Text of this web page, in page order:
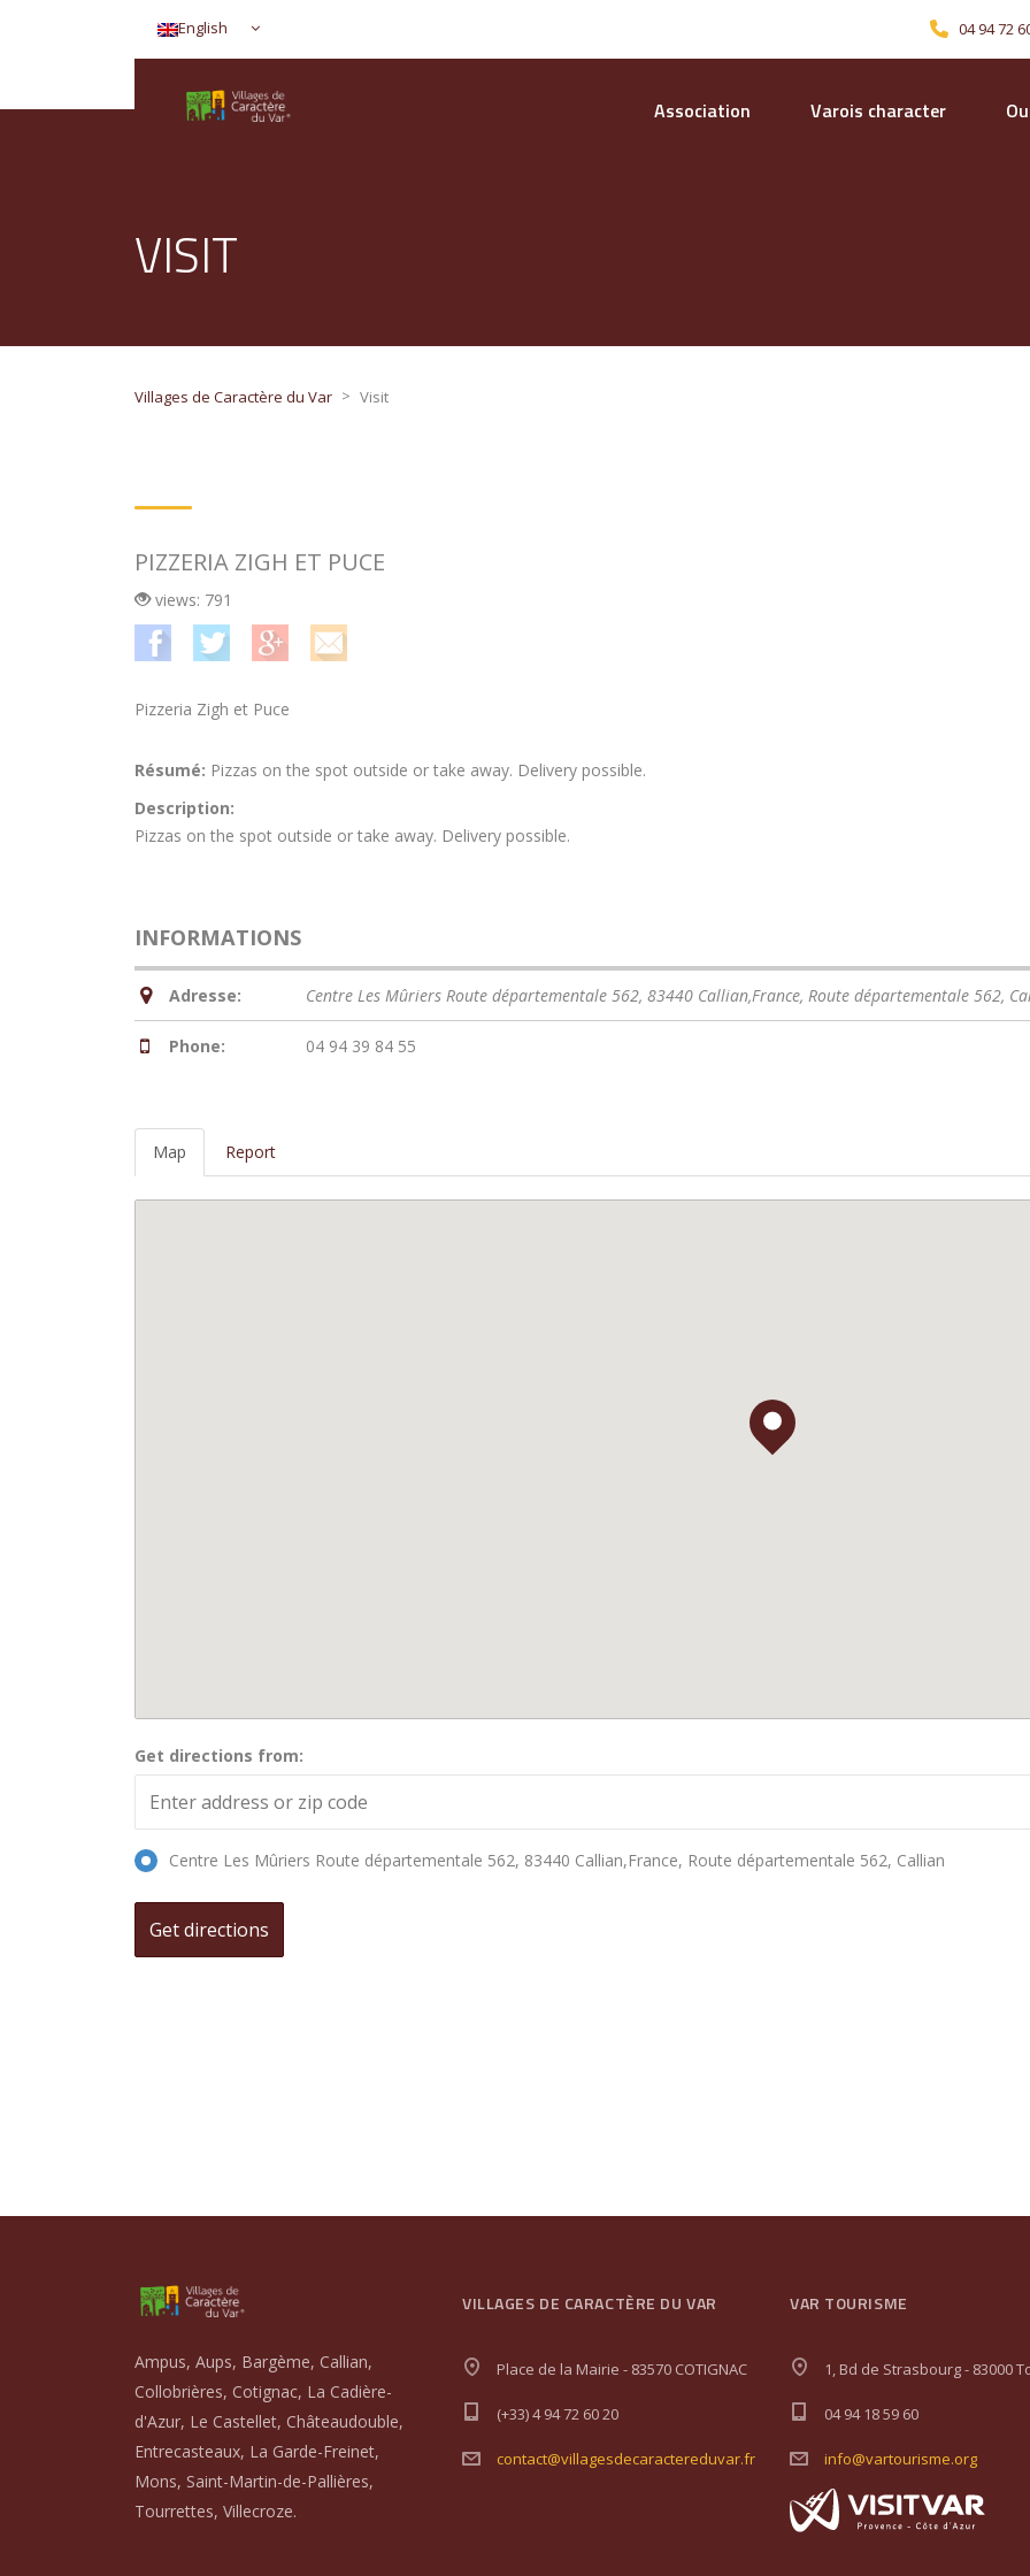
English 04 94 72
Association Varois character
VISIT
Villages de Caractère du Var > Visit
PIZZERIA ZIGH ET PUCE
views: 791
Pizzeria Zigh et Puce
Résumé: Pizzas on the spot outside or take away. Delivery possible.
Description:
Pizzas on the spot outside or take away. Delivery possible.
INFORMATIONS
Adresse: Centre Les Mûriers Route départementale 562, 83440 Callian,France, Route départementale 562,
Phone: 04 94 39 84 55
Map Report
Get directions from:
Centre Les Mûriers Route départementale 562, 83440 Callian,France, Route départementale 562, Callian
Ampus, Aups, Bargème, Callian,
Collobrières, Cotignac, La Cadière-
d'Azur, Le Castellet, Châteaudouble,
Entrecasteaux, La Garde-Freinet,
Mons, Saint-Martin-de-Pallières,
Tourrettes, Villecroze.
VILLAGES DE CARACTÈRE DU VAR
Place de la Mairie - 83570 COTIGNAC
(+33) 4 94 72 60 20
contact@villagesdecaractereduvar.fr
VAR TOURISME
1, Bd de Strasbourg - 83000
04 94 18 59 60
info@vartourisme.org